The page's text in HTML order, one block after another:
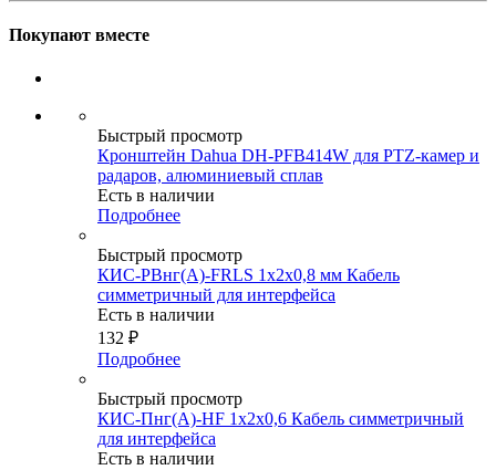
Покупают вместе
Быстрый просмотр
Кронштейн Dahua DH-PFB414W для PTZ-камер и
радаров, алюминиевый сплав
Есть в наличии
Подробнее
Быстрый просмотр
КИС-РВнг(А)-FRLS 1х2х0,8 мм Кабель
симметричный для интерфейса
Есть в наличии
132 ₽
Подробнее
Быстрый просмотр
КИС-Пнг(А)-HF 1х2х0,6 Кабель симметричный
для интерфейса
Есть в наличии